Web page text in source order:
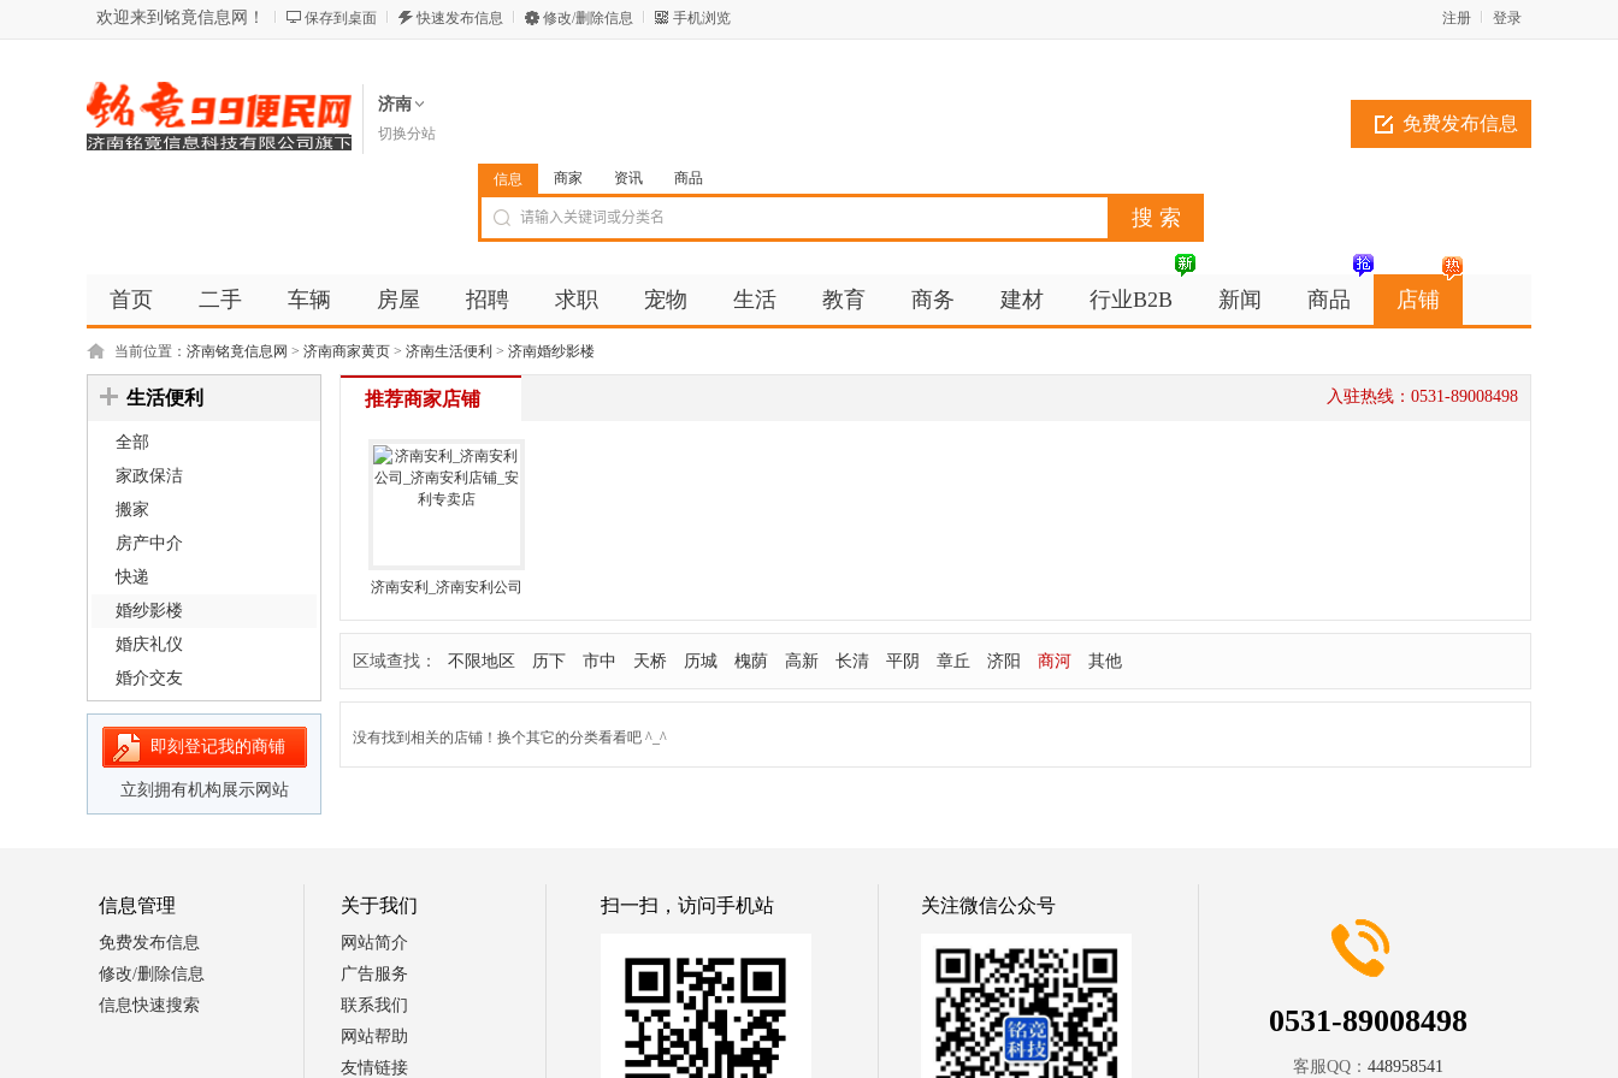
欢迎来到铭竟信息网！ 保存到桌面 快速发布信息 修改/删除信息 手机浏览 登录
注册
济南
切换分站 免费发布信息
信息 商家 资讯 商品
首页 二手 车辆 房屋 招聘 求职 宠物 生活 教育 商务 建材 行业B2B 新闻 商品 店铺
当前位置： 济南铭竟信息网 > 济南商家黄页 > 济南生活便利 > 济南婚纱影楼
生活便利
全部
家政保洁
搬家
房产中介
快递
婚纱影楼
婚庆礼仪
婚介交友
即刻登记我的商铺
立刻拥有机构展示网站
推荐商家店铺 入驻热线：0531-89008498
济南安利_济南安利公司
卖店
区域查找： 不限地区 历下 市中 天桥 历城 槐荫 高新 长清 平阴 章丘 济阳 商河 其他
没有找到相关的店铺！换个其它的分类看看吧 ^_^
信息管理
免费发布信息
修改/删除信息
信息快速搜索
关于我们
网站简介
广告服务
联系我们
网站帮助
友情链接
扫一扫，访问手机站 关注微信公众号
0531-89008498
客服QQ： 448958541